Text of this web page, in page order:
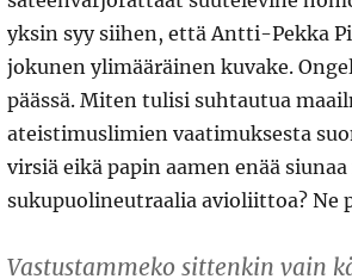
yksin syy siihen, että Antti-Pekka
jokunen ylimääräinen kuvake.
päässä. Miten tulisi suhtautua
ateistimuslimien vaatimuksesta
virsiä eikä papin aamen enää
sukupuolineutraalia avioliittoa?
Vastustammeko sittenkin vain